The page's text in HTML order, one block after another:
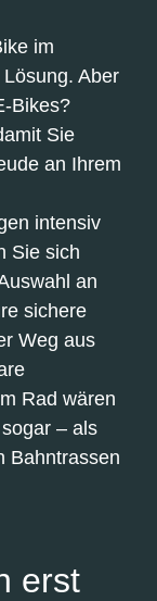
im
Aber
Bikes?
Sie
an Ihrem
intensiv
Sie sich
an
sichere
Weg aus
Rad wären
– als
Bahntrassen
erst